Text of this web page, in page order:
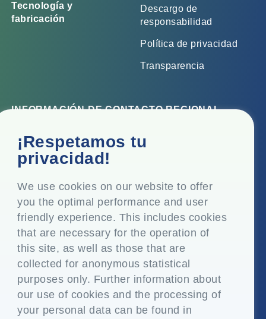
¡Respetamos tu
privacidad!
We use cookies on our website to offer
you the optimal performance and user
friendly experience. This includes cookies
that are necessary for the operation of
this site, as well as those that are
collected for anonymous statistical
purposes only. Further information about
our use of cookies and the processing of
your personal data can be found in
Tecnología y
fabricación
Descargo de
responsabilidad
Política de privacidad
Transparencia
INFORMACIÓN DE CONTACTO REGIONAL
Oficina corporativa
Top Floor, Times Tower, Kamala City, Senapati Bapat
Marg, Lower Parel, Mumbai - 400 013, Maharashtra,
Domicilio social
P.O. Vasind, Taluka Shahapur, Dist. Thane - 421 604,
Maharashtra India
+91-22-24819000
info@eplglobal.com